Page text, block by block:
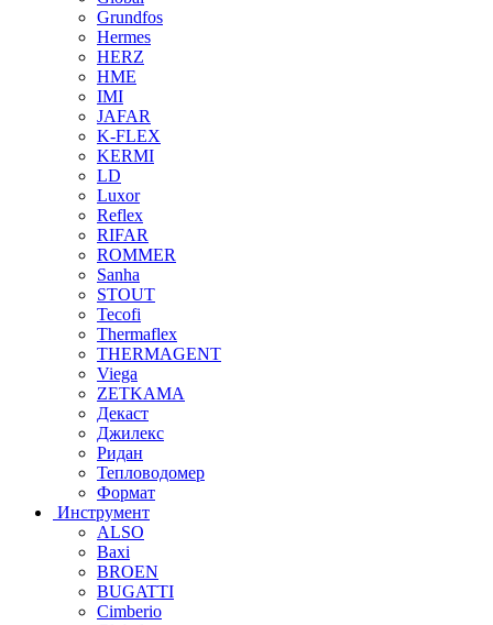
Grundfos
Hermes
HERZ
HME
IMI
JAFAR
K-FLEX
KERMI
LD
Luxor
Reflex
RIFAR
ROMMER
Sanha
STOUT
Tecofi
Thermaflex
THERMAGENT
Viega
ZETKAMA
Декаст
Джилекс
Ридан
Тепловодомер
Формат
Инструмент
ALSO
Baxi
BROEN
BUGATTI
Cimberio